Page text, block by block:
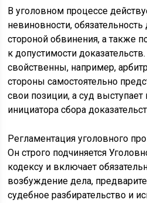
В уголовном процессе
невиновности,
стороной обвинения, а также
к допустимости
свойственны, например,
стороны самостоятельно
свои позиции, а суд выступает
инициатора сбора
Регламентация уголовного
Он строго подчиняется
кодексу и включает
возбуждение дела,
судебное разбирательство и